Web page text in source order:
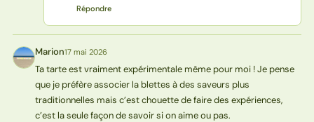
Répondre
M Marion17 mai 2026
Ta tarte est vraiment expérimentale même pour moi ! Je pense
que je préfère associer la blettes à des saveurs plus
traditionnelles mais c’est chouette de faire des expériences,
c’est la seule façon de savoir si on aime ou pas.